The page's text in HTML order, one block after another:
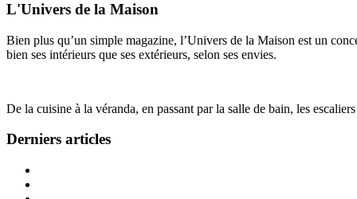
L'Univers de la Maison
Bien plus qu’un simple magazine, l’Univers de la Maison est un
bien ses intérieurs que ses extérieurs, selon ses envies.
De la cuisine à la véranda, en passant par la salle de bain, les
Derniers articles